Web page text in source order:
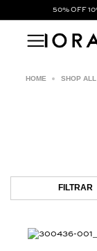
50% OFF
SHOP ALL
FILTRAR